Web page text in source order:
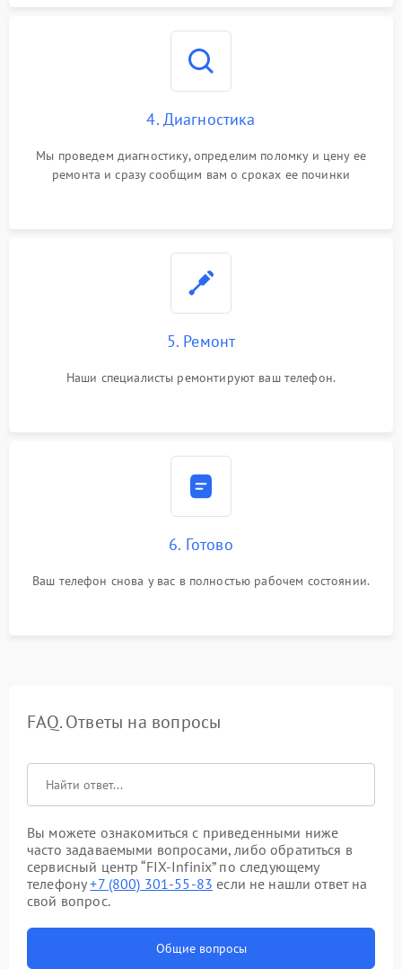
4. Диагностика
Мы проведем диагностику, определим поломку и цену ее
ремонта и сразу сообщим вам о сроках ее починки
5. Ремонт
Наши специалисты ремонтируют ваш телефон.
6. Готово
Ваш телефон снова у вас в полностью рабочем состоянии.
FAQ. Ответы на вопросы
Вы можете ознакомиться с приведенными ниже
часто задаваемыми вопросами, либо обратиться в
сервисный центр “FIX-Infinix” по следующему
телефону+7 (800) 301-55-83 если не нашли ответ на
свой вопрос.
Общие вопросы